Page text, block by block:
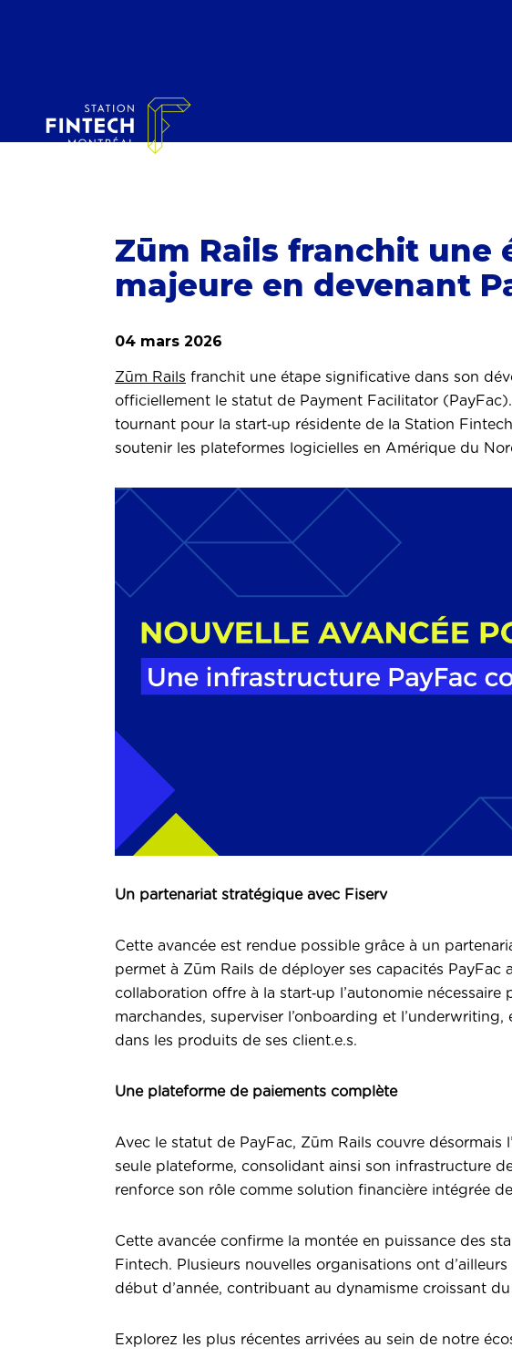
Zūm Rails franchit une
majeure en devenant
04 mars 2026
Zūm Rails franchit une étape significative dans son
officiellement le statut de Payment Facilitator
tournant pour la start‑up résidente de la Station
soutenir les plateformes logicielles en Amérique du
Un partenariat stratégique avec Fiserv
Cette avancée est rendue possible grâce à un
permet à Zūm Rails de déployer ses capacités PayFac
collaboration offre à la start‑up l’autonomie
marchandes, superviser l’onboarding et
dans les produits de ses client.e.s.
Une plateforme de paiements complète
Avec le statut de PayFac, Zūm Rails couvre désormais
seule plateforme, consolidant ainsi son infrastructure
renforce son rôle comme solution financière intégrée
Cette avancée confirme la montée en puissance des
Fintech. Plusieurs nouvelles organisations ont
début d’année, contribuant au dynamisme croissant du
Explorez les plus récentes arrivées au sein de notre